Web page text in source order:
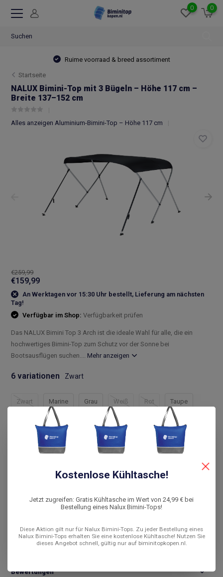
0 0
Ruime voorraad & breed assortiment
Startseite
NALUX Bimini-Top mit 3 Bügeln – Höhe 117 cm –
Breite 137–152 cm
Alles anzeigen Aluminium-Bimini-Top – Höhe 117 cm
€259,99
€159,99
An Werktagen vor 15:30 Uhr bestellt, Lieferung am nächsten
Tag!
Verfügbar im Shop:Verfügbarkeit prüfen
Das NALUX Bimini Top 3 Arch ist die ideale Wahl für alle, die ein
hochwertiges Bimini-Top zum Schutz vor der Sonne bei
Bootsausflügen suchen.... Mehr anzeigen
6 variationen Zwart
Zwart Marine Grau Weiß Rot Taupe
Compleet assortiment
Snelle levering
Vergleichen
Produktbeschreibung
Bewertungen
Kostenlose Kühltasche!
Jetzt zugreifen: Gratis Kühltasche im Wert von 24,99 € bei
Bestellung eines Nalux Bimini-Tops!
Diese Aktion gilt nur für Nalux Bimini-Tops. Zu jeder Bestellung eines
Nalux Bimini-Tops erhalten Sie eine kostenlose Kühltasche! Nutzen Sie
dieses Angebot schnell, gültig nur auf biminitopkopen.nl.